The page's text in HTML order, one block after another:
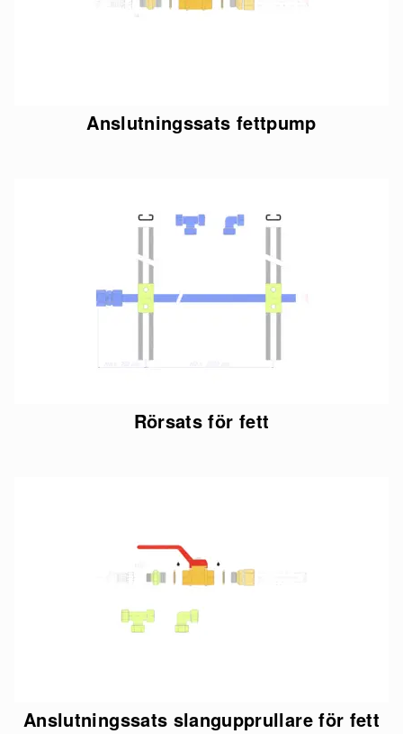
Anslutningssats fettpump
Rörsats för fett
Anslutningssats slangupprullare för fett